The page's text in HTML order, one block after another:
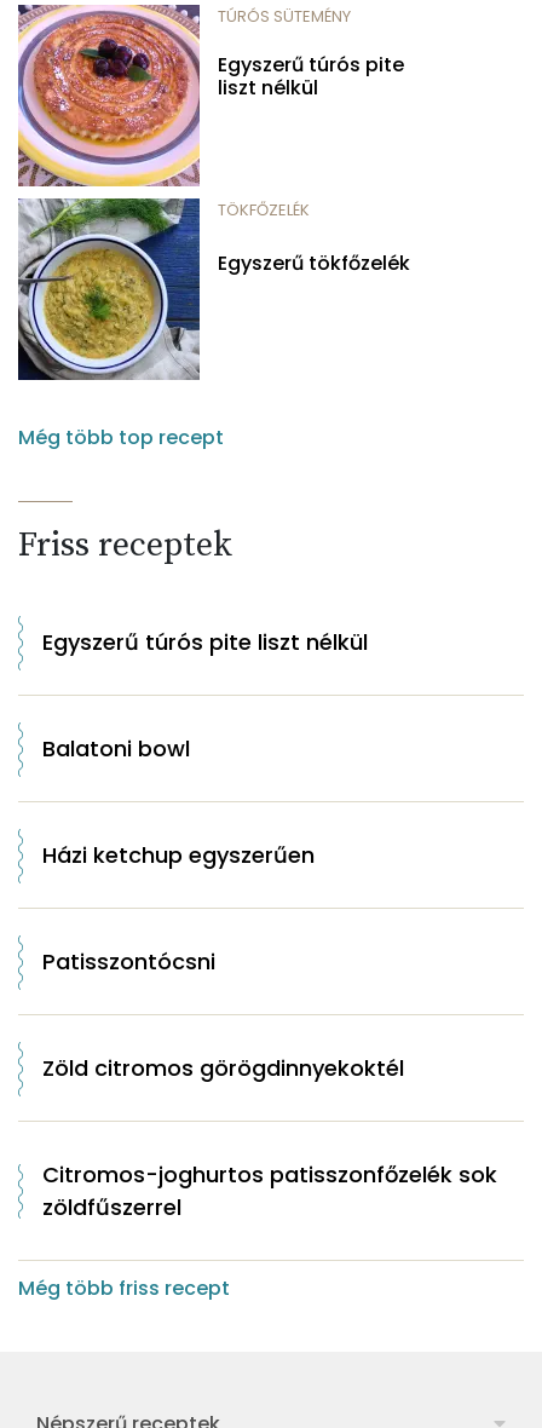
TÚRÓS SÜTEMÉNY
Egyszerű túrós pite
liszt nélkül
TÖKFŐZELÉK
Egyszerű tökfőzelék
Még több top recept
Friss receptek
Egyszerű túrós pite liszt nélkül
Balatoni bowl
Házi ketchup egyszerűen
Patisszontócsni
Zöld citromos görögdinnyekoktél
Citromos-joghurtos patisszonfőzelék sok
zöldfűszerrel
Még több friss recept